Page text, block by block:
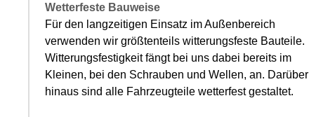
Wetterfeste Bauweise
Für den langzeitigen Einsatz im Außenbereich
verwenden wir größtenteils witterungsfeste Bauteile.
Witterungsfestigkeit fängt bei uns dabei bereits im
Kleinen, bei den Schrauben und Wellen, an. Darüber
hinaus sind alle Fahrzeugteile wetterfest gestaltet.